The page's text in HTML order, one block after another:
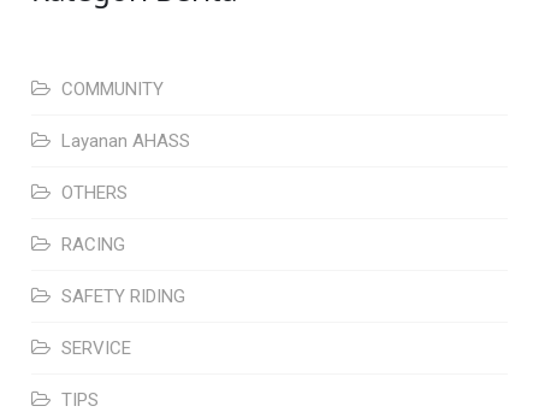
COMMUNITY
Layanan AHASS
OTHERS
RACING
SAFETY RIDING
SERVICE
TIPS